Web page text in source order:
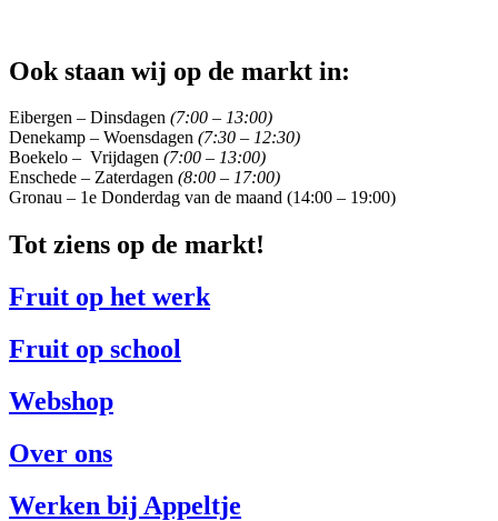
Ook staan wij op de markt in:
Eibergen – Dinsdagen (7:00 – 13:00)
Denekamp – Woensdagen (7:30 – 12:30)
Boekelo – Vrijdagen (7:00 – 13:00)
Enschede – Zaterdagen (8:00 – 17:00)
Gronau – 1e Donderdag van de maand (14:00 – 19:00)
Tot ziens op de markt!
Fruit op het werk
Fruit op school
Webshop
Over ons
Werken bij Appeltje